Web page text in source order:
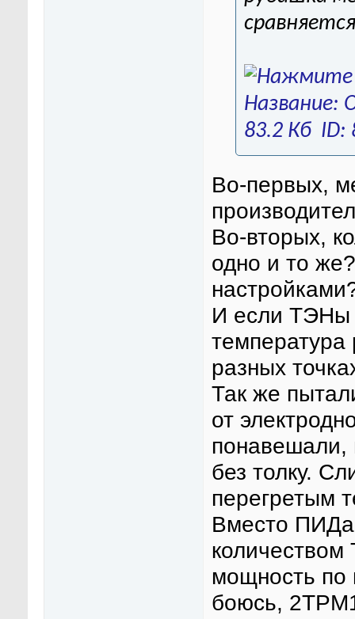
Во-первых,
Во-вторых,
одно и то
И если ТЭНы
температура
разных
Так же
от
понавешали,
без толку.
перегретым
Вместо ПИДа
мощность по
боюсь,